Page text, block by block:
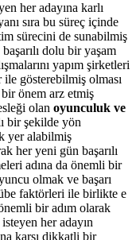
her adayına karlı
sıra bu süreç içinde
sürecini de sunabilmiş
dolu bir yaşam
yapım şirketleri
gösterebilmiş olması
önem arz etmiş
olan oyunculuk ve
bir şekilde yön
yer alabilmiş
her yeni gün başarılı
adına da önemli bir
olmak ve başarı
faktörleri ile birlikte e
bir adım olarak
her adayın
karşı dikkatli bir